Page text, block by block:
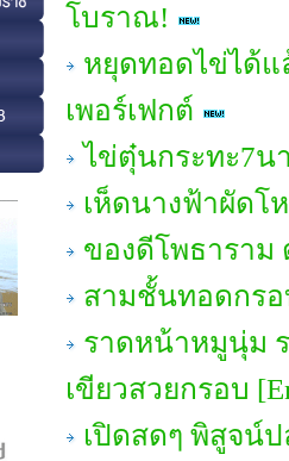
โบราณ!
หยุดทอดไข่ได้แ
เพอร์เฟกต์
ไข่ตุ๋นกระทะ7น
เห็ดนางฟ้าผัดโ
ของดีโพธาราม
สามชั้นทอดกร
ราดหน้าหมูนุ่ม
เขียวสวยกรอบ
เปิดสดๆ พิสูจน์